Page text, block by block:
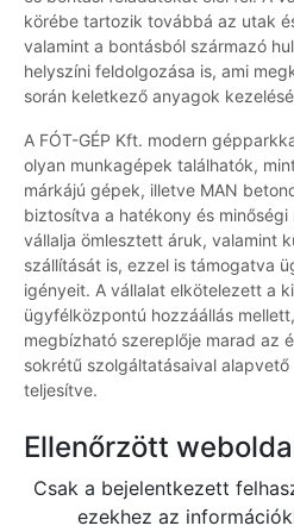
körébe tartozik továbbá az utak
valamint a bontásból származó
helyszíni feldolgozása is, ami
során keletkező anyagok
A FÓT-GÉP Kft. modern
olyan munkagépek találhatók,
márkájú gépek, illetve MAN
biztosítva a hatékony és
vállalja ömlesztett áruk, valamint
szállítását is, ezzel is támogatva
igényeit. A vállalat elkötelezett a
ügyfélközpontú hozzáállás
megbízható szereplője marad az
sokrétű szolgáltatásaival
teljesítve.
Ellenőrzött
Csak a bejelentkezett
ezekhez az